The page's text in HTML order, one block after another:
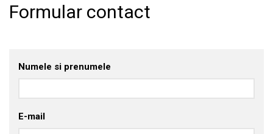
Formular contact
Numele si prenumele
E-mail